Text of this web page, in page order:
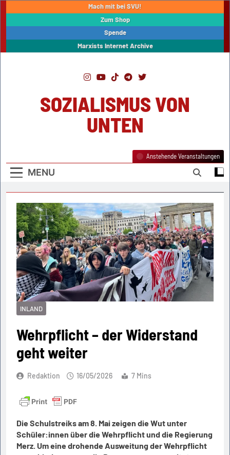
Mach mit bei SVU!
Zum Shop
Spende
Marxists Internet Archive
SOZIALISMUS VON
UNTEN
MENU
Anstehende Veranstaltungen
INLAND
Wehrpflicht – der Widerstand
geht weiter
Redaktion 16/05/2026 7 Mins
Die Schulstreiks am 8. Mai zeigen die Wut unter
Schüler:innen über die Wehrpflicht und die Regierung
Merz. Um eine drohende Ausweitung der Wehrpflicht